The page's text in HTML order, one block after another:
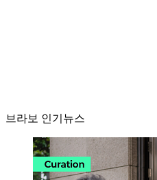
브라보 인기뉴스